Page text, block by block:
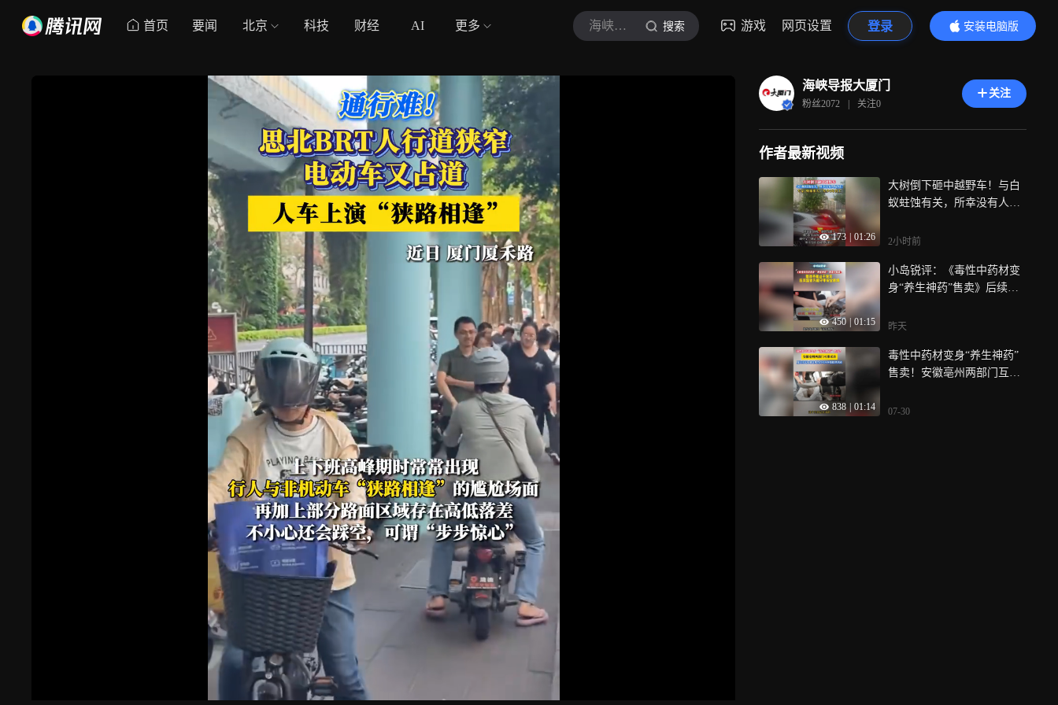
首页 要闻 北京 科技 财经 AI 更多 海峡导报大厦门 搜索 游戏 网页设置 登录
安装电脑版
内容更精彩
海峡导报大厦门
粉丝2072 | 关注0
关注
作者最新视频
173 01:26
大树倒下砸中越野车！与白
蚁蛀蚀有关，所幸没有人员
5年以上
2小时前
450 | 01:15
小岛锐评：《毒性中药材变
身“养生神药”售卖》后续：
管方能守牢安全底线
昨天
838 01:14
毒性中药材变身“养生神药”
售卖！安徽亳州两部门互推
药可向本报提供线索
07-30